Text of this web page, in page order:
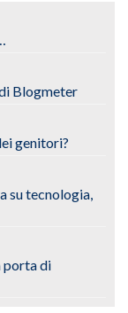
Blogmeter
genitori?
su tecnologia,
porta di